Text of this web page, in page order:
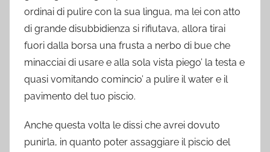
ordinai di pulire con la sua lingua, ma lei con atto
di grande disubbidienza si rifiutava, allora tirai
fuori dalla borsa una frusta a nerbo di bue che
minacciai di usare e alla sola vista piego’ la testa e
quasi vomitando comincio’ a pulire il water e il
pavimento del tuo piscio.
Anche questa volta le dissi che avrei dovuto
punirla, in quanto poter assaggiare il piscio del